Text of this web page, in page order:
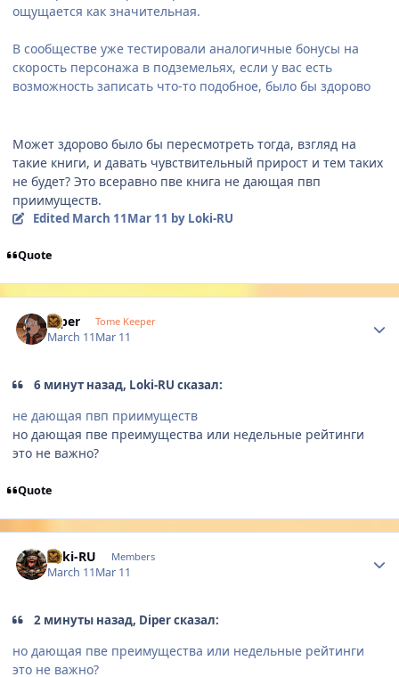
ощущается как значительная.
В сообществе уже тестировали аналогичные бонусы на
скорость персонажа в подземельях, если у вас есть
возможность записать что-то подобное, было бы здорово
Может здорово было бы пересмотреть тогда, взгляд на
такие книги, и давать чувствительный прирост и тем таких
не будет? Это всеравно пве книга не дающая пвп
приимуществ.
Edited March 11Mar 11 by Loki-RU
Quote
Diper Tome Keeper
March 11Mar 11
6 минут назад, Loki-RU сказал:
не дающая пвп приимуществ
но дающая пве преимущества или недельные рейтинги
это не важно?
Quote
Loki-RU Members
March 11Mar 11
2 минуты назад, Diper сказал:
но дающая пве преимущества или недельные рейтинги
это не важно?